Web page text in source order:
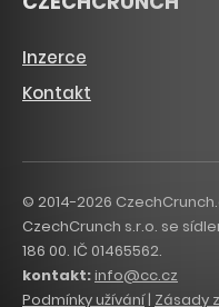
Inzerce
Kontakt
© 2014-2026
CzechCrunch s.r.o. se
186 00. IČ 01465562.
kontakt:info@cc.cz
Podmínky užívání| Zásady